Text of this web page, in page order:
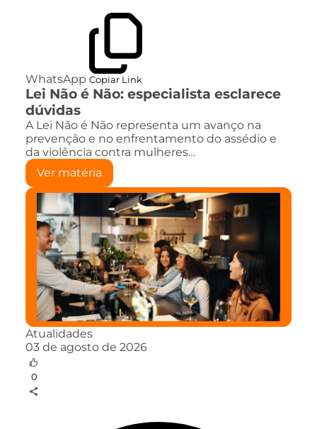
WhatsApp Copiar Link
Lei Não é Não: especialista esclarece
dúvidas
A Lei Não é Não representa um avanço na
prevenção e no enfrentamento do assédio e
da violência contra mulheres…
Ver matéria
Atualidades
03 de agosto de 2026
0